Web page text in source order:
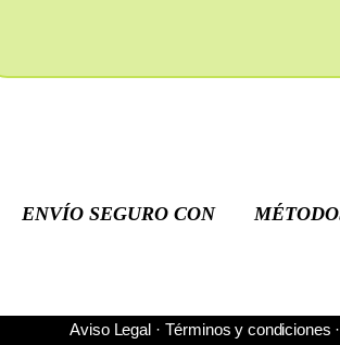
ENVÍO SEGURO CON
Aviso Legal· Términos y condiciones ·